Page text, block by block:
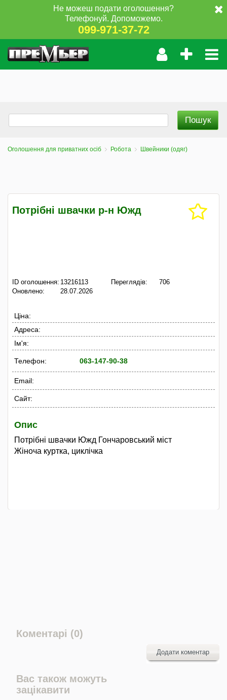
Не можеш подати оголошення?
Телефонуй. Допоможемо.
099-971-37-72
Оголошення для приватних осіб Робота Швейники (одяг)
Потрібні швачки р-н Южд
ID оголошення: 13216113
Оновлено:
28.07.2026
Переглядів: 706
Ціна:
Адреса:
Ім'я:
Телефон: 063-147-90-38
Email:
Сайт:
Опис
Потрібні швачки Южд Гончаровський міст
Жіноча куртка, циклічка
Коментарі (0)
Додати коментар
Вас також можуть
зацікавити